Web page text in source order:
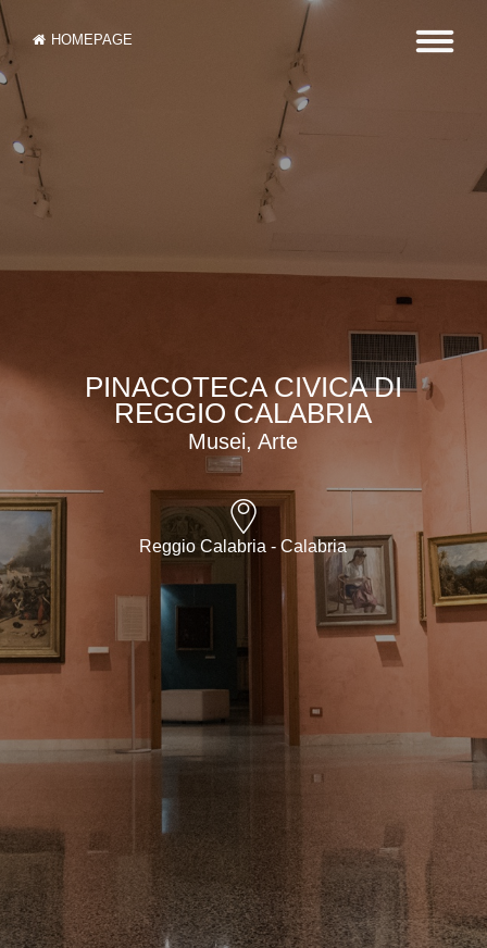
HOMEPAGE
PINACOTECA CIVICA DI
REGGIO CALABRIA
Musei, Arte
Reggio Calabria - Calabria